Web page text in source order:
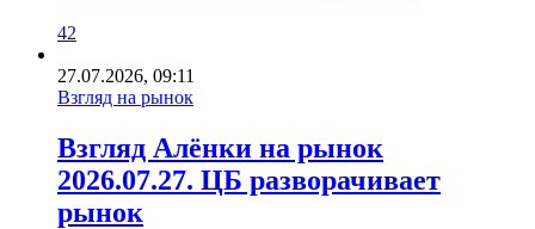
42
27.07.2026, 09:11
Взгляд на рынок
Взгляд Алёнки на рынок
2026.07.27. ЦБ разворачивает
рынок